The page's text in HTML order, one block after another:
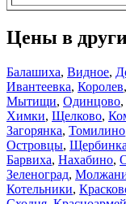
Цены в
Балашиха, Видное,
Ивантеевка, Королев,
Мытищи, Одинцово,
Химки, Щелково,
Загорянка, Томилино
Островцы, Щербинка
Барвиха, Нахабино,
Зеленоград,
Котельники,